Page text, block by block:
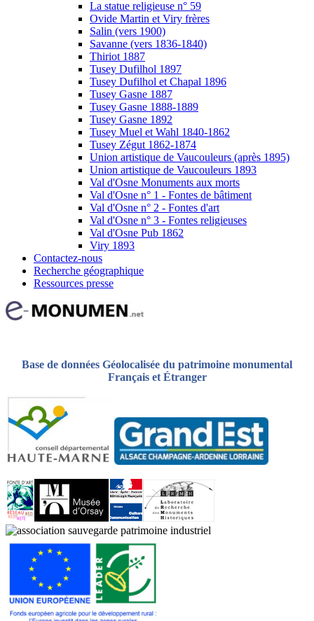
La statue religieuse n° 59
Ovide Martin et Viry frères
Salin (vers 1900)
Savanne (vers 1836-1840)
Thiriot 1887
Tusey Dufilhol 1897
Tusey Dufilhol et Chapal 1896
Tusey Gasne 1887
Tusey Gasne 1888-1889
Tusey Gasne 1892
Tusey Muel et Wahl 1840-1862
Tusey Zégut 1862-1874
Union artistique de Vaucouleurs (après 1895)
Union artistique de Vaucouleurs 1893
Val d'Osne Monuments aux morts
Val d'Osne n° 1 - Fontes de bâtiment
Val d'Osne n° 2 - Fontes d'art
Val d'Osne n° 3 - Fontes religieuses
Val d'Osne Pub 1862
Viry 1893
Contactez-nous
Recherche géographique
Ressources presse
Base de données Géolocalisée du patrimoine monumental
Français et Étranger